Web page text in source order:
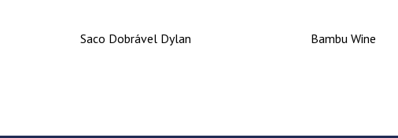
Saco Dobrável Dylan Bambu Wine